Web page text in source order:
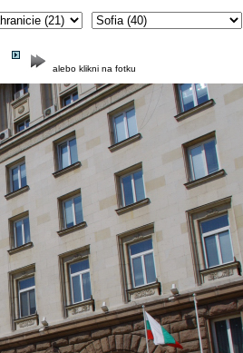
alebo klikni na fotku